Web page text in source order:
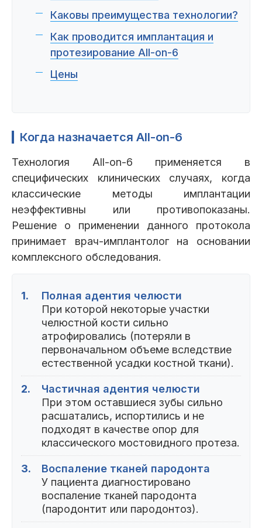
Гарантии Информация О компании
Сотрудники
Каковы преимущества технологии?
Как проводится имплантация и
протезирование All-on-6
Цены
Когда назначается All-on-6
Технология All-on-6 применяется в
специфических клинических случаях, когда
классические методы имплантации
неэффективны или противопоказаны.
Решение о применении данного протокола
принимает врач-имплантолог на основании
комплексного обследования.
1.
Полная адентия челюсти
При которой некоторые участки
челюстной кости сильно
атрофировались (потеряли в
первоначальном объеме вследствие
естественной усадки костной ткани).
2.
Частичная адентия челюсти
При этом оставшиеся зубы сильно
расшатались, испортились и не
подходят в качестве опор для
классического мостовидного протеза.
3.
Воспаление тканей пародонта
У пациента диагностировано
воспаление тканей пародонта
(пародонтит или пародонтоз).